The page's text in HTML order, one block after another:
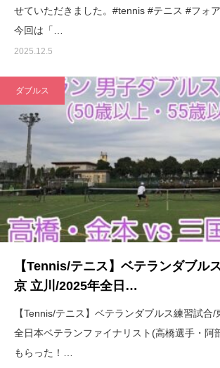
せていただきました。#tennis #テニス #フォ
今回は「…
2025.12.5
ダブルス
【Tennis/テニス】ベテランダブル
京 立川/2025年全日…
【Tennis/テニス】ベテランダブルス練習試合
全日本ベテランファイナリスト(高橋選手・阿
もらった！…